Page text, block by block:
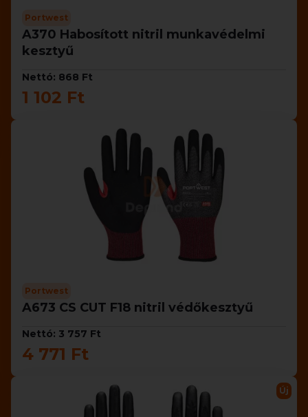
Portwest
A370 Habosított nitril munkavédelmi
kesztyű
Nettó: 868 Ft
1 102 Ft
Portwest
A673 CS CUT F18 nitril védőkesztyű
Nettó: 3 757 Ft
4 771 Ft
Új